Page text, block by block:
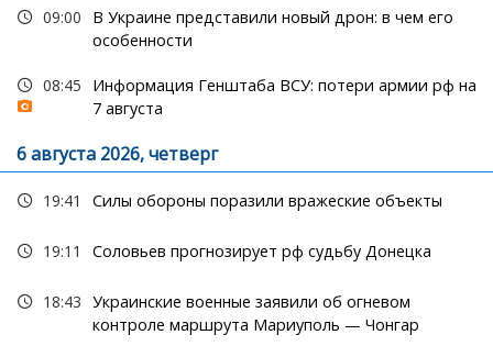
09:00
В Украине представили новый дрон: в чем его
особенности
08:45
Информация Генштаба ВСУ: потери армии рф на
7 августа
6 августа 2026, четверг
19:41 Силы обороны поразили вражеские объекты
19:11 Соловьев прогнозирует рф судьбу Донецка
18:43 Украинские военные заявили об огневом
контроле маршрута Мариуполь — Чонгар